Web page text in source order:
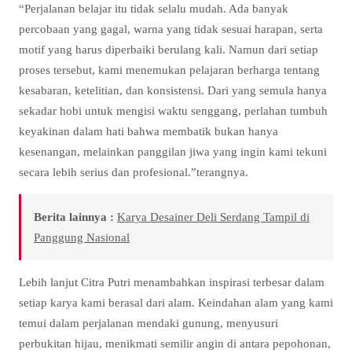
“Perjalanan belajar itu tidak selalu mudah. Ada banyak
percobaan yang gagal, warna yang tidak sesuai harapan, serta
motif yang harus diperbaiki berulang kali. Namun dari setiap
proses tersebut, kami menemukan pelajaran berharga tentang
kesabaran, ketelitian, dan konsistensi. Dari yang semula hanya
sekadar hobi untuk mengisi waktu senggang, perlahan tumbuh
keyakinan dalam hati bahwa membatik bukan hanya
kesenangan, melainkan panggilan jiwa yang ingin kami tekuni
secara lebih serius dan profesional.”terangnya.
Berita lainnya : Karya Desainer Deli Serdang Tampil di
Panggung Nasional
Lebih lanjut Citra Putri menambahkan inspirasi terbesar dalam
setiap karya kami berasal dari alam. Keindahan alam yang kami
temui dalam perjalanan mendaki gunung, menyusuri
perbukitan hijau, menikmati semilir angin di antara pepohonan,